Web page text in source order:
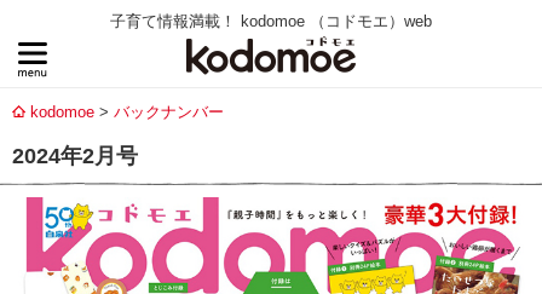
子育て情報満載！ kodomoe （コドモエ）web
kodomoe バックナンバー
2024年2月号